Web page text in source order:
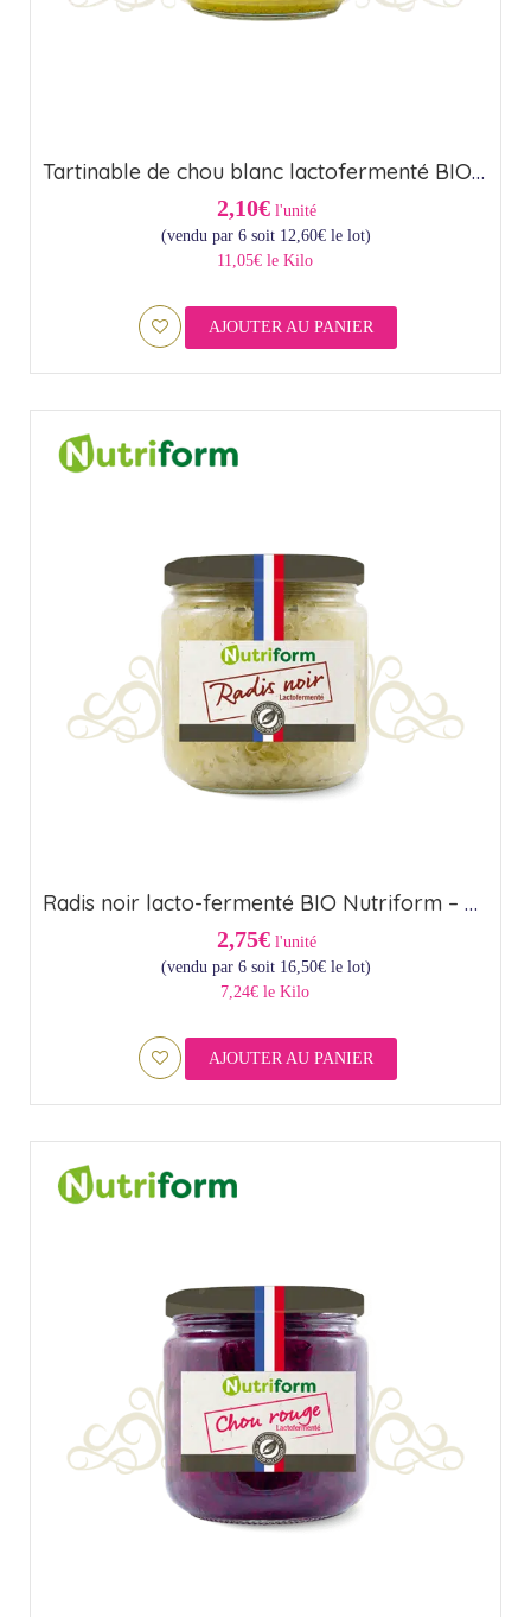
Tartinable de chou blanc lactofermenté BIO Nutriform (23,5cl)
2,10€ l'unité
(vendu par 6 soit 12,60€le lot)
11,05€ le Kilo
AJOUTER AU PANIER
Radis noir lacto-fermenté BIO Nutriform – Origine France (44,6cl)
2,75€ l'unité
(vendu par 6 soit 16,50€le lot)
7,24€ le Kilo
AJOUTER AU PANIER